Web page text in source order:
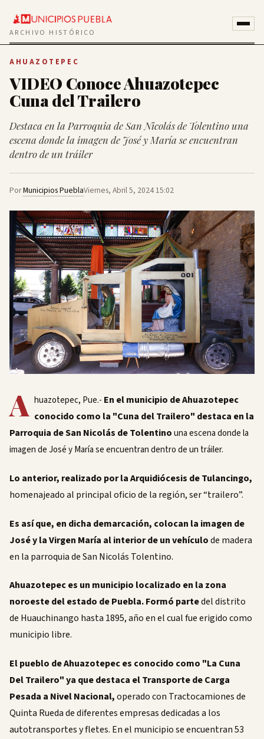
ARCHIVO HISTÓRICO
AHUAZOTEPEC
VIDEO Conoce Ahuazotepec
Cuna del Trailero
Destaca en la Parroquia de San Nicolás de Tolentino una
escena donde la imagen de José y María se encuentran
dentro de un tráiler
PorMunicipios PueblaViernes, Abril 5, 2024 15:02
A huazotepec, Pue.- En el municipio de Ahuazotepec
conocido como la "Cuna del Trailero" destaca en la
Parroquia de San Nicolás de Tolentinouna escena donde la
imagen de José y María se encuentran dentro de un tráiler.
Lo anterior, realizado por la Arquidiócesis de Tulancingo,
homenajeado al principal oficio de la región, ser “trailero”.
Es así que, en dicha demarcación, colocan la imagen de
José y la Virgen María al interior de un vehículode madera
en la parroquia de San Nicolás Tolentino.
Ahuazotepec es un municipio localizado en la zona
noroeste del estado de Puebla. Formó partedel distrito
de Huauchinango hasta 1895, año en el cual fue erigido como
municipio libre.
El pueblo de Ahuazotepec es conocido como "La Cuna
Del Trailero" ya que destaca el Transporte de Carga
Pesada a Nivel Nacional,operado con Tractocamiones de
Quinta Rueda de diferentes empresas dedicadas a los
autotransportes y fletes. En el municipio se encuentran 53